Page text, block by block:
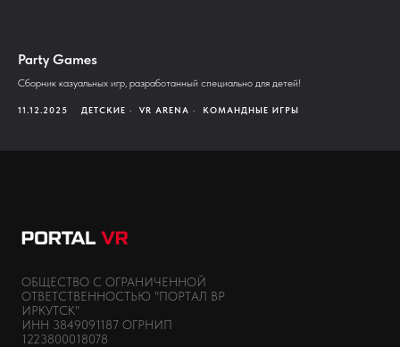
Party Games
Сборник казуальных игр, разработанный специально для детей!
11.12.2025 ДЕТСКИЕ VR ARENA КОМАНДНЫЕ ИГРЫ
ОБЩЕСТВО С ОГРАНИЧЕННОЙ
ОТВЕТСТВЕННОСТЬЮ "ПОРТАЛ ВР
ИРКУТСК"
ИНН 3849091187 ОГРНИП
1223800018078